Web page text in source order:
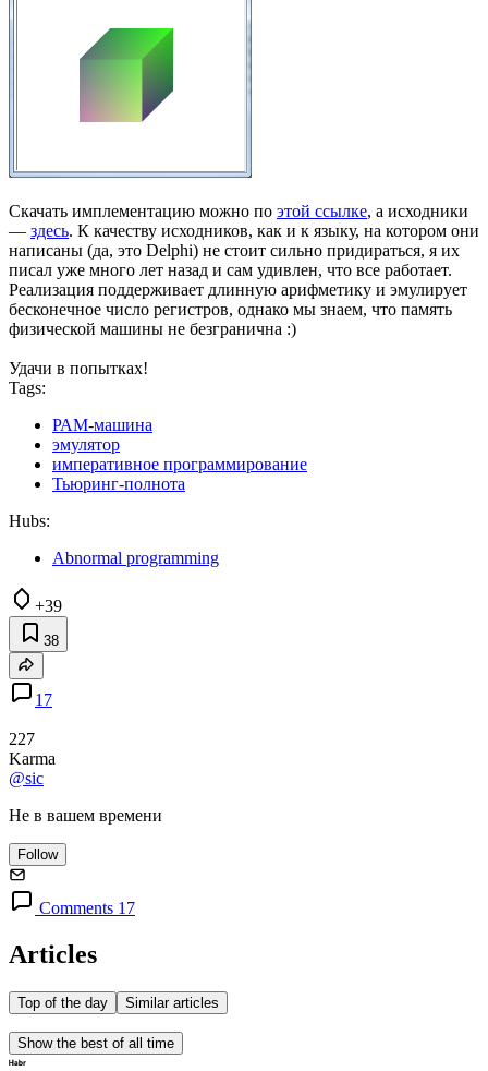
Скачать имплементацию можно по этой ссылке, а исходники
— здесь. К качеству исходников, как и к языку, на котором они
написаны (да, это Delphi) не стоит сильно придираться, я их
писал уже много лет назад и сам удивлен, что все работает.
Реализация поддерживает длинную арифметику и эмулирует
бесконечное число регистров, однако мы знаем, что память
физической машины не безгранична :)
Удачи в попытках!
Tags:
РАМ-машина
эмулятор
императивное программирование
Тьюринг-полнота
Hubs:
Abnormal programming
+39
38
17
227
Karma
@sic
Не в вашем времени
Follow
Comments 17
Articles
Top of the day Similar articles
Show the best of all time